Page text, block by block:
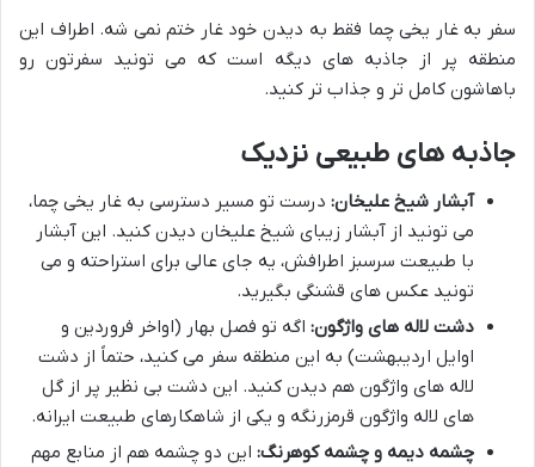
سفر به غار یخی چما فقط به دیدن خود غار ختم نمی شه. اطراف این
منطقه پر از جاذبه های دیگه است که می تونید سفرتون رو
باهاشون کامل تر و جذاب تر کنید.
جاذبه های طبیعی نزدیک
آبشار شیخ علیخان: درست تو مسیر دسترسی به غار یخی چما،
می تونید از آبشار زیبای شیخ علیخان دیدن کنید. این آبشار
با طبیعت سرسبز اطرافش، یه جای عالی برای استراحته و می
تونید عکس های قشنگی بگیرید.
دشت لاله های واژگون: اگه تو فصل بهار (اواخر فروردین و
اوایل اردیبهشت) به این منطقه سفر می کنید، حتماً از دشت
لاله های واژگون هم دیدن کنید. این دشت بی نظیر پر از گل
های لاله واژگون قرمزرنگه و یکی از شاهکارهای طبیعت ایرانه.
چشمه دیمه و چشمه کوهرنگ: این دو چشمه هم از منابع مهم